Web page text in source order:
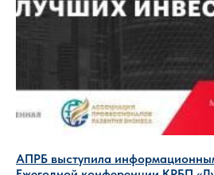
АПРБ выступила